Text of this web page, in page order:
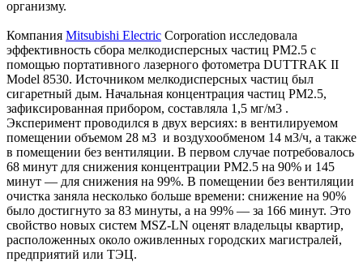
организму.
Компания Mitsubishi Electric Corporation исследовала
эффективность сбора мелкодисперсных частиц PM2.5 с
помощью портативного лазерного фотометра DUTTRAK II
Model 8530. Источником мелкодисперсных частиц был
сигаретный дым. Начальная концентрация частиц PM2.5,
зафиксированная прибором, составляла 1,5 мг/м3 .
Эксперимент проводился в двух версиях: в вентилируемом
помещении объемом 28 м3 и воздухообменом 14 м3/ч, а также
в помещении без вентиляции. В первом случае потребовалось
68 минут для снижения концентрации PM2.5 на 90% и 145
минут — для снижения на 99%. В помещении без вентиляции
очистка заняла несколько больше времени: снижение на 90%
было достигнуто за 83 минуты, а на 99% — за 166 минут. Это
свойство новых систем MSZ-LN оценят владельцы квартир,
расположенных около оживленных городских магистралей,
предприятий или ТЭЦ.